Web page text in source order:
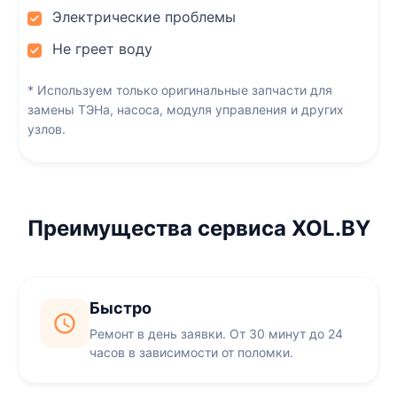
Электрические проблемы
Не греет воду
* Используем только оригинальные запчасти для
замены ТЭНа, насоса, модуля управления и других
узлов.
Преимущества сервиса XOL.BY
Быстро
Ремонт в день заявки. От 30 минут до 24
часов в зависимости от поломки.